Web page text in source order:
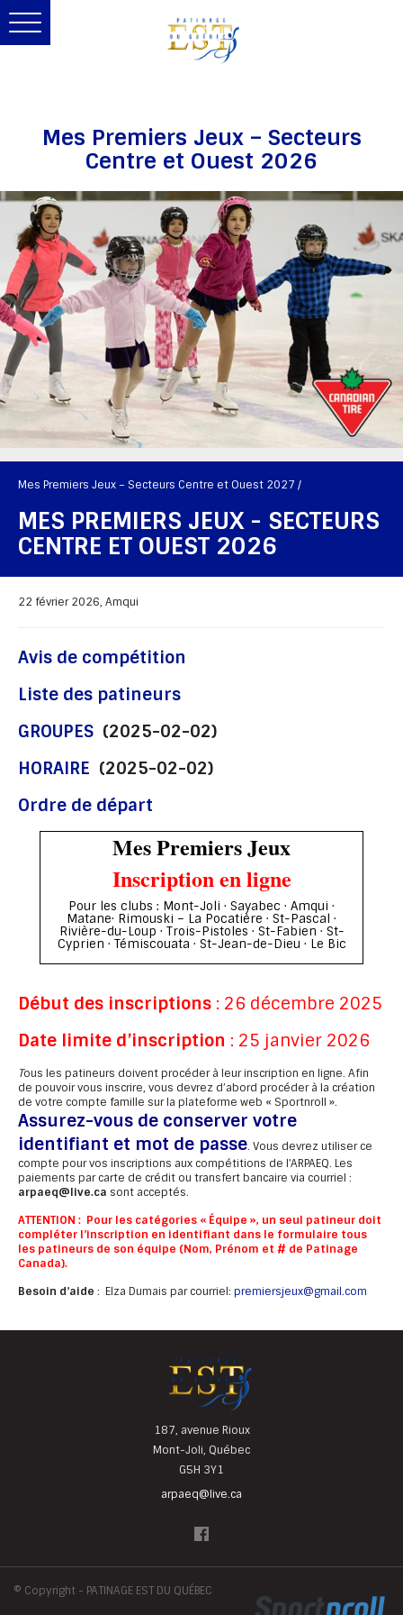
navigation
Mes Premiers Jeux – Secteurs
Centre et Ouest 2026
Mes Premiers Jeux – Secteurs Centre et Ouest 2027 /
MES PREMIERS JEUX - SECTEURS
CENTRE ET OUEST 2026
22 février 2026, Amqui
Avis de compétition
Liste des patineurs
GROUPES (2025-02-02)
HORAIRE (2025-02-02)
Ordre de départ
Mes Premiers Jeux
Inscription en ligne
Pour les clubs : Mont-Joli · Sayabec · Amqui ·
Matane· Rimouski – La Pocatière · St-Pascal ·
Rivière-du-Loup · Trois-Pistoles · St-Fabien · St-
Cyprien · Témiscouata · St-Jean-de-Dieu · Le Bic
Début des inscriptions : 26 décembre 2025
Date limite d’inscription : 25 janvier 2026
Tous les patineurs doivent procéder à leur inscription en ligne. Afin
de pouvoir vous inscrire, vous devrez d’abord procéder à la création
de votre compte famille sur la plateforme web « Sportnroll ».
Assurez-vous de conserver votre
identifiant et mot de passe. Vous devrez utiliser ce
compte pour vos inscriptions aux compétitions de l’ARPAEQ. Les
paiements par carte de crédit ou transfert bancaire via courriel :
arpaeq@live.ca sont acceptés.
ATTENTION : Pour les catégories « Équipe », un seul patineur doit
compléter l’inscription en identifiant dans le formulaire tous
les patineurs de son équipe (Nom, Prénom et # de Patinage
Canada).
Besoin d’aide : Elza Dumais par courriel: premiersjeux@gmail.com
187, avenue Rioux
Mont-Joli, Québec
G5H 3Y1
arpaeq@live.ca
© Copyright - PATINAGE EST DU QUÉBEC